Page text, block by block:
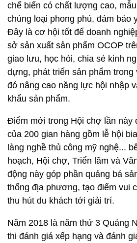
chế biến có chất lượng cao,
chủng loại phong phú, đảm bảo
Đây là cơ hội tốt để doanh
sở sản xuất sản phẩm OCOP
giao lưu, học hỏi, chia sẻ kinh
dựng, phát triển sản phẩm
đó nâng cao năng lực hội nhập
khẩu sản phẩm.
Điểm mới trong Hội chợ lần này
của 200 gian hàng gồm lễ hội
làng nghề thủ công mỹ nghệ...
hoạch, Hội chợ, Triển lãm và
động này góp phần quảng bá
thống địa phương, tạo điểm vui
thu hút du khách tới giải trí.
Năm 2018 là năm thứ 3 Quảng
thi đánh giá xếp hạng và đánh